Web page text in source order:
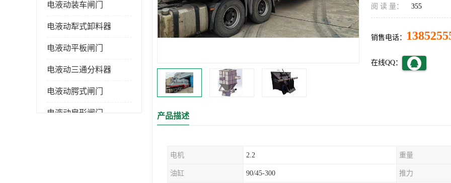
电液动装车闸门
电液动犁式卸料器
电液动平板闸门
电液动三通分料器
电液动腭式闸门
电液动扇形闸门
阅 读 量： 355
销售电话：
在线QQ：
产品描述
电机 2.2 重量
油缸 90/45-300 推力